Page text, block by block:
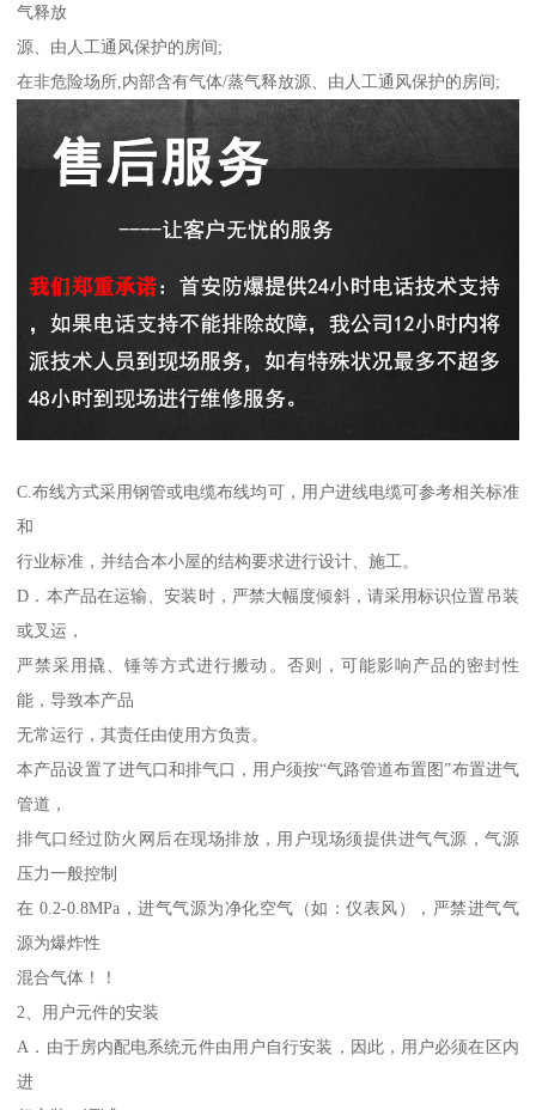
气释放
源、由人工通风保护的房间;
在非危险场所,内部含有气体/蒸气释放源、由人工通风保护的房间;
C.布线方式采用钢管或电缆布线均可，用户进线电缆可参考相关标准
和
行业标准，并结合本小屋的结构要求进行设计、施工。
D．本产品在运输、安装时，严禁大幅度倾斜，请采用标识位置吊装
或叉运，
严禁采用撬、锤等方式进行搬动。否则，可能影响产品的密封性
能，导致本产品
无常运行，其责任由使用方负责。
本产品设置了进气口和排气口，用户须按“气路管道布置图”布置进气
管道，
排气口经过防火网后在现场排放，用户现场须提供进气气源，气源
压力一般控制
在 0.2-0.8MPa，进气气源为净化空气（如：仪表风），严禁进气气
源为爆炸性
混合气体！！
2、用户元件的安装
A．由于房内配电系统元件由用户自行安装，因此，用户必须在区内
进